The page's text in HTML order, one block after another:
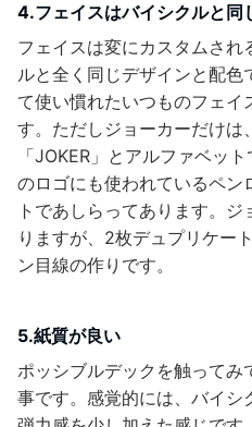
4.フェイスはバイシクルと同
フェイスは変にカスタムされ
ルと全く同じデザインと配色
て使い慣れたいつものフェ
す。ただしジョーカーだけは
「JOKER」とアルファベッ
のロゴにも使われているペン
トであしらってあります。
りますが、2枚デュプリケー
ン目線の作りです。
5.紙質が良い
ポッシブルデックを触ってみ
事です。感覚的には、バイ